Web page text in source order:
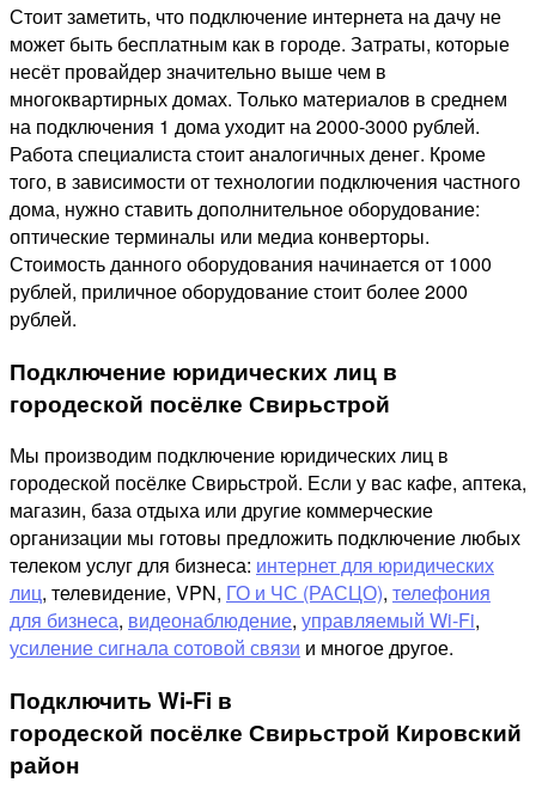
Стоит заметить, что подключение интернета на дачу не
может быть бесплатным как в городе. Затраты, которые
несёт провайдер значительно выше чем в
многоквартирных домах. Только материалов в среднем
на подключения 1 дома уходит на 2000-3000 рублей.
Работа специалиста стоит аналогичных денег. Кроме
того, в зависимости от технологии подключения частного
дома, нужно ставить дополнительное оборудование:
оптические терминалы или медиа конверторы.
Стоимость данного оборудования начинается от 1000
рублей, приличное оборудование стоит более 2000
рублей.
Подключение юридических лиц в
городеской посёлке Свирьстрой
Мы производим подключение юридических лиц в
городеской посёлке Свирьстрой. Если у вас кафе, аптека,
магазин, база отдыха или другие коммерческие
организации мы готовы предложить подключение любых
телеком услуг для бизнеса: интернет для юридических
лиц, телевидение, VPN, ГО и ЧС (РАСЦО), телефония
для бизнеса, видеонаблюдение, управляемый Wi-Fi,
усиление сигнала сотовой связи и многое другое.
Подключить Wi-Fi в
городеской посёлке Свирьстрой Кировский
район